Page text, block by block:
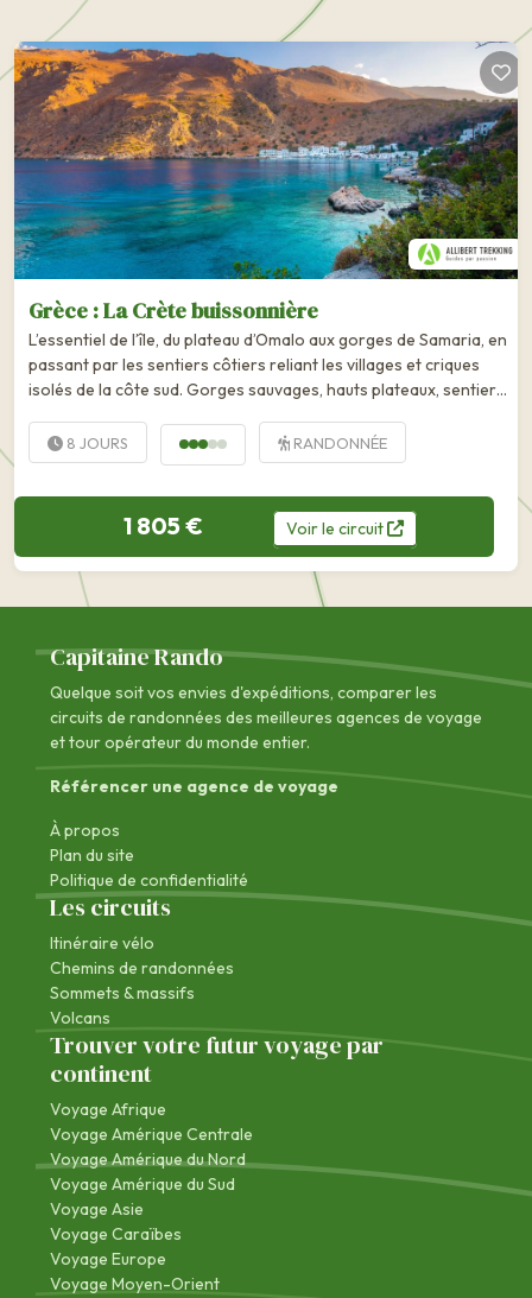
Grèce : La Crète buissonnière
L’essentiel de l’île, du plateau d’Omalo aux gorges de Samaria, en
passant par les sentiers côtiers reliant les villages et criques
isolés de la côte sud. Gorges sauvages, hauts plateaux, sentiers
de l'île, sont l'une des régions...
8 JOURS RANDONNÉE
1 805 € Voirle circuit
Capitaine Rando
Quelque soit vos envies d'expéditions, comparer les
circuits de randonnées des meilleures agences de voyage
et tour opérateur du monde entier.
Référencer une agence de voyage
À propos
Plan du site
Politique de confidentialité
Les circuits
Itinéraire vélo
Chemins de randonnées
Sommets & massifs
Volcans
Trouver votre futur voyage par
continent
Voyage Afrique
Voyage Amérique Centrale
Voyage Amérique du Nord
Voyage Amérique du Sud
Voyage Asie
Voyage Caraïbes
Voyage Europe
Voyage Moyen-Orient